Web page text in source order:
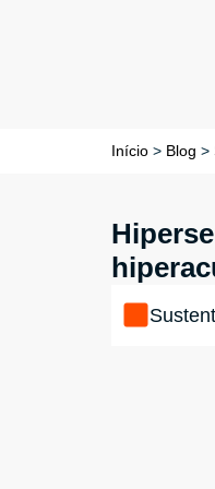
Início > Blog >